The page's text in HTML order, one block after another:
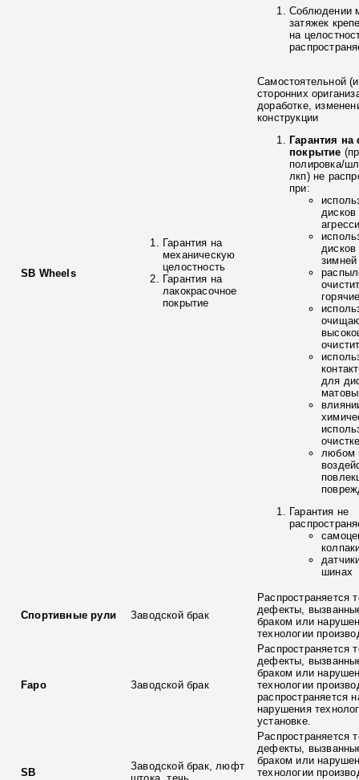
SB Wheels
Гарантия на
механическую
целостность
Гарантия на
лакокрасочное
покрытие
Соблюдении
затяжек
на
Самостоятельной
сторонних
доработке,
конструкции
Гарантия
покрытие
полировка/
лкп) не
при:
зимней
для
любом
Гарантия не
шинах
Спортивные рули Заводской брак
Распространяется
дефекты,
браком или
технологии
Fapo Заводской брак
Распространяется
дефекты,
браком или
технологии
распространяется
нарушения
установке.
SB
Заводской брак, люфт
Распространяется
дефекты,
браком или
технологии